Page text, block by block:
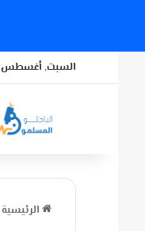
السبت, أغسطس 8 2026
الرئيسية